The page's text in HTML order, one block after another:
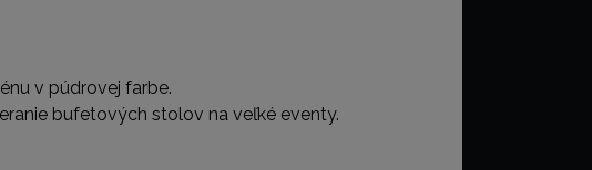
v púdrovej farbe.
bufetových stolov na veľké eventy.